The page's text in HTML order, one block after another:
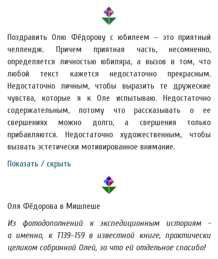
Поздравить Олю Фёдорову с юбилеем – это приятный
челлендж. Причем приятная часть, несомненно,
определяется личностью юбиляра, а вызов в том, что
любой текст кажется недостаточно прекрасным.
Недостаточно личным, чтобы выразить те дружеские
чувства, которые я к Оле испытываю. Недостаточно
содержательным, потому что рассказывать о ее
свершениях можно долго, а свершения только
прибавляются. Недостаточно художественным, чтобы
вызвать эстетически мотивированное внимание.
Показать / скрыть
Оля Фёдорова в Мишлеше
Из фотодополнений к экспедиционным историям -
а именно, к Т139–159 в известной книге, практически
целиком собранной Олей, за что ей отдельное спасибо!